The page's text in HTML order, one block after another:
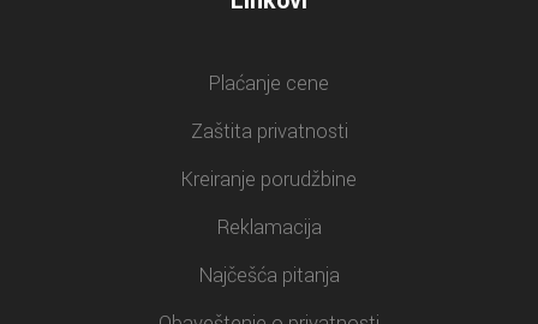
Plaćanje cene
Zaštita privatnosti
Kreiranje porudžbine
Reklamacija
Najčešća pitanja